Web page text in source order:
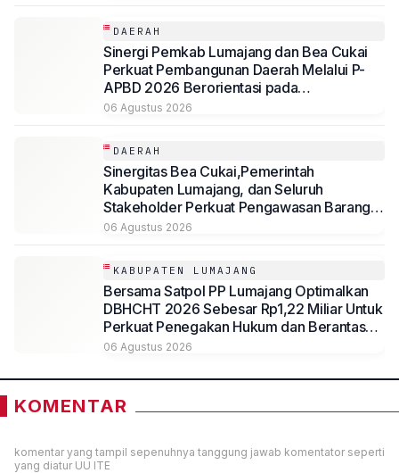
DAERAH
Sinergi Pemkab Lumajang dan Bea Cukai
Perkuat Pembangunan Daerah Melalui P-
APBD 2026 Berorientasi pada
Kesejahteraan Masyarakat
06 Agustus 2026
DAERAH
Sinergitas Bea Cukai,Pemerintah
Kabupaten Lumajang, dan Seluruh
Stakeholder Perkuat Pengawasan Barang
Kena Cukai Ilegal Melalui Pemanfaatan
06 Agustus 2026
KABUPATEN LUMAJANG
Bersama Satpol PP Lumajang Optimalkan
DBHCHT 2026 Sebesar Rp1,22 Miliar Untuk
Perkuat Penegakan Hukum dan Berantas
Rokok Ilegal
06 Agustus 2026
KOMENTAR
komentar yang tampil sepenuhnya tanggung jawab komentator seperti
yang diatur UU ITE